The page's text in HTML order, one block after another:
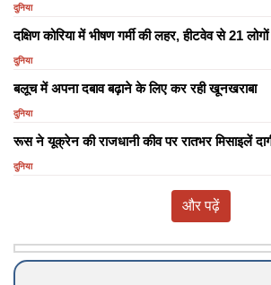
दुनिया
दक्षिण कोरिया में भीषण गर्मी की लहर, हीटवेव से 21
दुनिया
बलूच में अपना दबाव बढ़ाने के लिए कर रही खूनखराबा
दुनिया
रूस ने यूक्रेन की राजधानी कीव पर रातभर मिसाइलें
दुनिया
और पढ़ें